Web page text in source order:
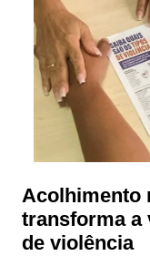
Acolhimento
transforma a
de violência